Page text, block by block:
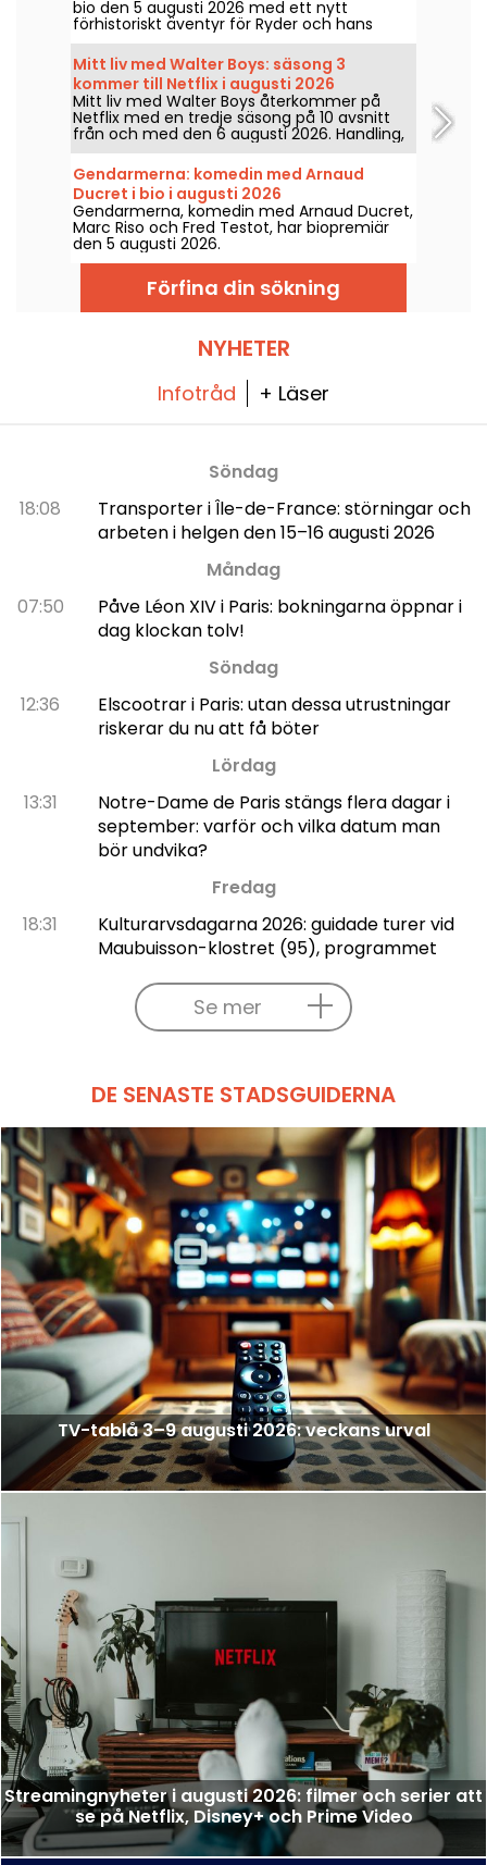
bio den 5 augusti 2026 med ett nytt
förhistoriskt äventyr för Ryder och hans
team.
Mitt liv med Walter Boys: säsong 3
kommer till Netflix i augusti 2026
Mitt liv med Walter Boys återkommer på
Netflix med en tredje säsong på 10 avsnitt
från och med den 6 augusti 2026. Handling,
cast, trailer: allt du behöver veta.
Gendarmerna: komedin med Arnaud
Ducret i bio i augusti 2026
Gendarmerna, komedin med Arnaud Ducret,
Marc Riso och Fred Testot, har biopremiär
den 5 augusti 2026.
Förfina din sökning
NYHETER
Infotråd + Läser
Söndag
18:08
Transporter i Île-de-France: störningar och
arbeten i helgen den 15–16 augusti 2026
Måndag
07:50
Påve Léon XIV i Paris: bokningarna öppnar i
dag klockan tolv!
Söndag
12:36
Elscootrar i Paris: utan dessa utrustningar
riskerar du nu att få böter
Lördag
13:31
Notre-Dame de Paris stängs flera dagar i
september: varför och vilka datum man
bör undvika?
Fredag
18:31
Kulturarvsdagarna 2026: guidade turer vid
Maubuisson-klostret (95), programmet
Se mer
DE SENASTE STADSGUIDERNA
TV-tablå 3–9 augusti 2026: veckans urval
Streamingnyheter i augusti 2026: filmer och serier att
se på Netflix, Disney+ och Prime Video